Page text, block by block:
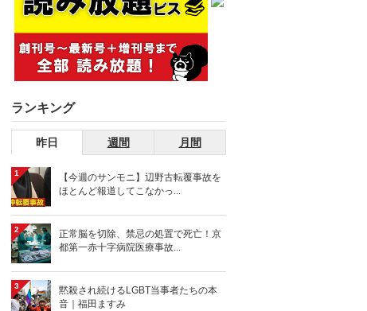
ランキング
昨日 週間 月間
1
【今週のサンモニ】辺野古転覆事故を
ほとんど報道してこなかっ...
2
正常脳を切除、禁忌の処置で死亡！京
都第一赤十字病院医療事故...
3
黙殺され続けるLGBT当事者たちの本
音｜福田ますみ